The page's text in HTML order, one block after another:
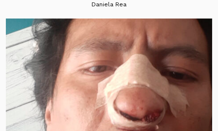
Daniela Rea